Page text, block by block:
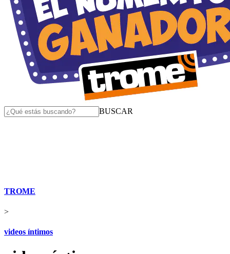
BUSCAR
TROME
>
videos íntimos